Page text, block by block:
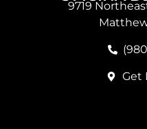
9719
Get